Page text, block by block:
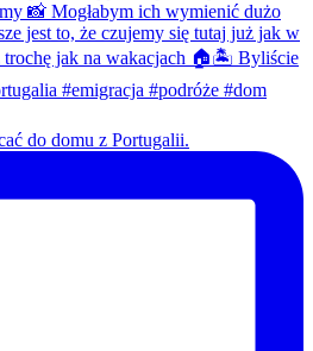
do domu z Portugalii.